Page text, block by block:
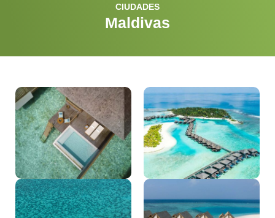
CIUDADES
Maldivas